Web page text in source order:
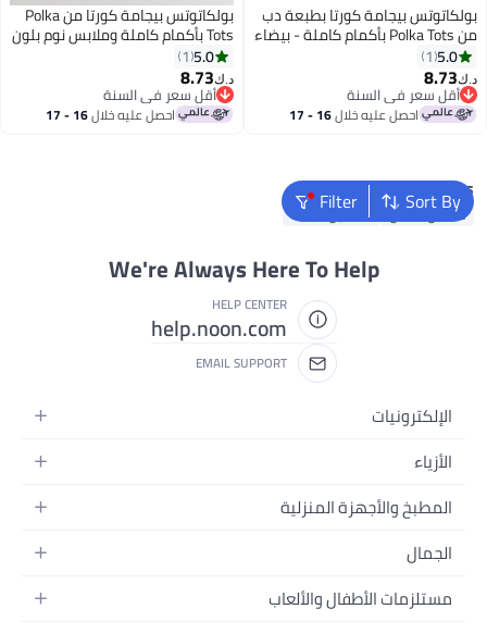
6
بولكاتوتس بيجامة كورتا بطبعة دب
من Polka Tots بأكمام كاملة - بيضاء
5.0
1
د.ك‏8.73
أقل سعر في السنة
أقل سعر في السنة
احصل عليه خلال 16 - 17
6
بولكاتوتس بيجامة كورتا من Polka
Tots بأكمام كاملة وملابس نوم بلون
الجمل - أخضر
5.0
1
د.ك‏8.73
أقل سعر في السنة
أقل سعر في السنة
احصل عليه خلال 16 - 17
Sort By
FilterPopular Searches
ملابس اطفال فساتين للبنات
We're Always Here To Help
HELP CENTER
help.noon.com
EMAIL SUPPORT
الإلكترونيات
الجوالات
اللابتوبات
الأجهزة المنزلية
التلفزيونات
الأزياء
أزياء نسائية
أزياء البنات
أزياء الأولاد
المطبخ والأجهزة المنزلية
الحمام
المطبخ والسفرة
الجمال
العطور
مستلزمات الأطفال والألعاب